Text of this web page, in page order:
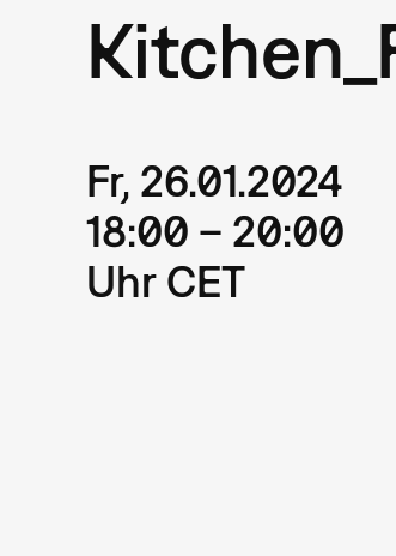
Fr, 26.01.2024
18:00 – 20:00
Uhr CET